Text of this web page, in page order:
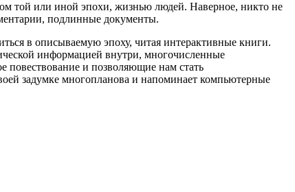
той или иной эпохи, жизнью людей. Наверное, никто не
подлинные документы.
в описываемую эпоху, читая интерактивные книги.
информацией внутри, многочисленные
повествование и позволяющие нам стать
задумке многопланова и напоминает компьютерные